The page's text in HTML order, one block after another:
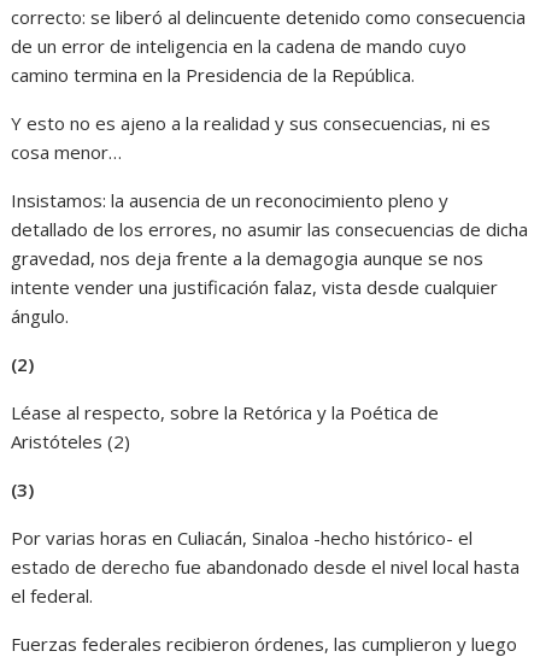
correcto: se liberó al delincuente detenido como consecuencia
de un error de inteligencia en la cadena de mando cuyo
camino termina en la Presidencia de la República.
Y esto no es ajeno a la realidad y sus consecuencias, ni es
cosa menor…
Insistamos: la ausencia de un reconocimiento pleno y
detallado de los errores, no asumir las consecuencias de dicha
gravedad, nos deja frente a la demagogia aunque se nos
intente vender una justificación falaz, vista desde cualquier
ángulo.
(2)
Léase al respecto, sobre la Retórica y la Poética de
Aristóteles (2)
(3)
Por varias horas en Culiacán, Sinaloa -hecho histórico- el
estado de derecho fue abandonado desde el nivel local hasta
el federal.
Fuerzas federales recibieron órdenes, las cumplieron y luego